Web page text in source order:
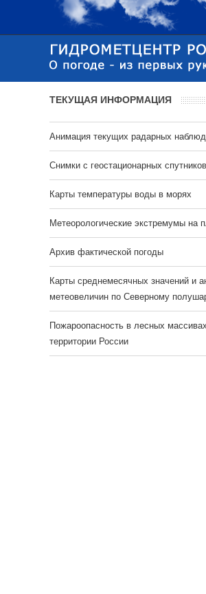
ТЕКУЩАЯ ИНФОРМАЦИЯ
Анимация текущих радарных
Cнимки с геостационарных спутников
Карты температуры воды в морях
Метеорологические экстремумы на
Архив фактической погоды
Карты среднемесячных значений и
метеовеличин по Северному
Пожароопасность в лесных
территории России